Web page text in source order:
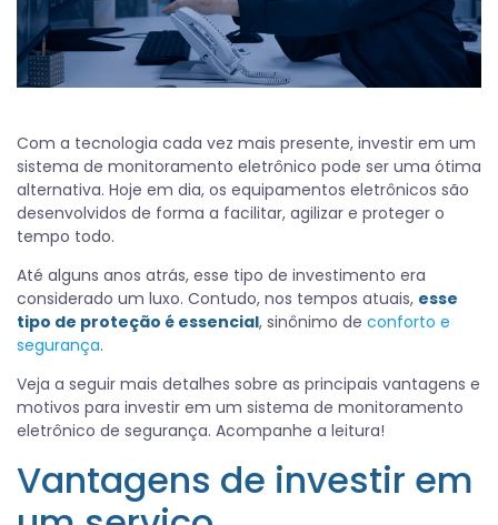
Com a tecnologia cada vez mais presente, investir em um
sistema de monitoramento eletrônico pode ser uma ótima
alternativa. Hoje em dia, os equipamentos eletrônicos são
desenvolvidos de forma a facilitar, agilizar e proteger o
tempo todo.
Até alguns anos atrás, esse tipo de investimento era
considerado um luxo. Contudo, nos tempos atuais, esse
tipo de proteção é essencial, sinônimo de conforto e
segurança.
Veja a seguir mais detalhes sobre as principais vantagens e
motivos para investir em um sistema de monitoramento
eletrônico de segurança. Acompanhe a leitura!
Vantagens de investir em